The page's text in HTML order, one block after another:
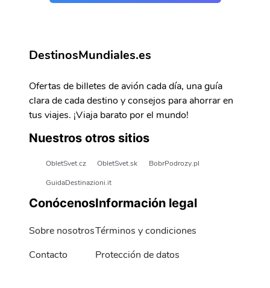
DestinosMundiales.es
Ofertas de billetes de avión cada día, una guía
clara de cada destino y consejos para ahorrar en
tus viajes. ¡Viaja barato por el mundo!
Nuestros otros sitios
ObletSvet.cz ObletSvet.sk
BobrPodrozy.pl
GuidaDestinazioni.it
Conócenos
Sobre nosotros
Contacto
Información legal
Términos y condiciones
Protección de datos